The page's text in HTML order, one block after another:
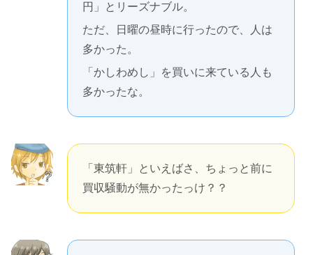
円」とリーズナブル。
ただ、日曜の昼時に行ったので、人は
多かった。
「かしわめし」を買いに来ている人も
多かったな。
「東筑軒」といえばさ、ちょっと前に
買収騒動が無かったっけ？？